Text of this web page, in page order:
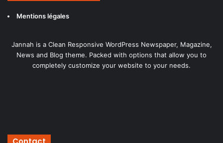
Mentions légales
Jannah is a Clean Responsive WordPress Newspaper, Magazine,
News and Blog theme. Packed with options that allow you to
completely customize your website to your needs.